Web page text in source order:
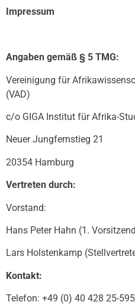
Impressum
Angaben gemäß § 5 TMG:
Vereinigung für
(VAD)
c/o GIGA Institut für Afrika-
Neuer Jungfernstieg 21
20354 Hamburg
Vertreten durch:
Vorstand:
Hans Peter Hahn (1.
Lars Holstenkamp
Kontakt:
Telefon: +49 (0) 40 428 25-595